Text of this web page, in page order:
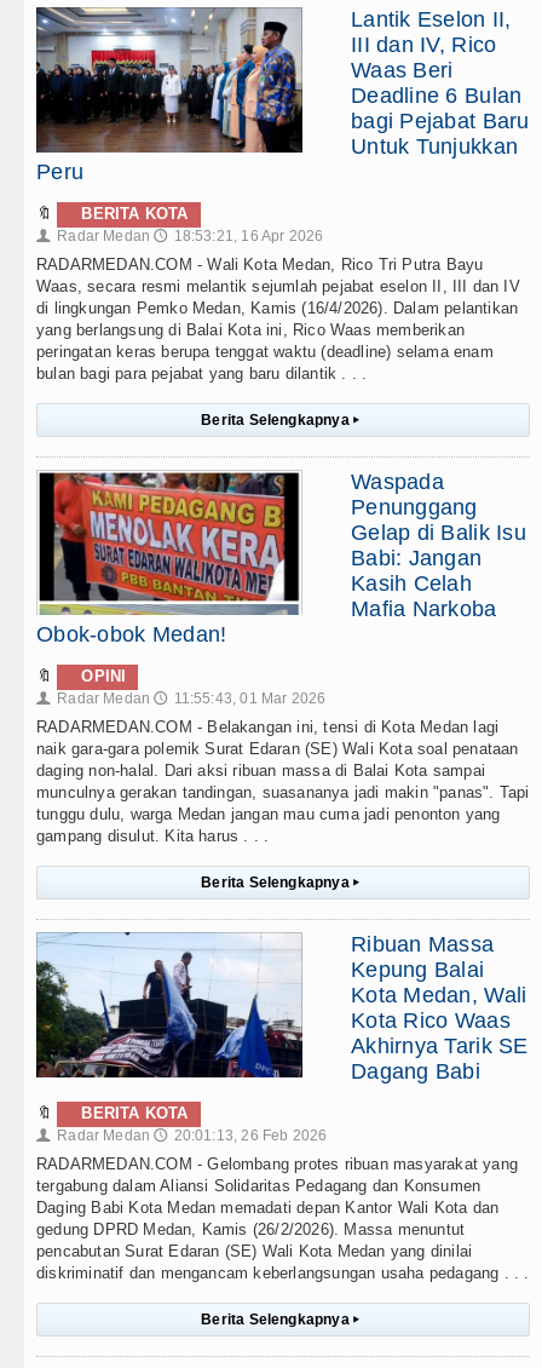
Lantik Eselon II,
III dan IV, Rico
Waas Beri
Deadline 6 Bulan
bagi Pejabat Baru
Untuk Tunjukkan
Peru
🔖 BERITA KOTA
👤 Radar Medan 🕔 18:53:21, 16 Apr 2026
RADARMEDAN.COM - Wali Kota Medan, Rico Tri Putra Bayu
Waas, secara resmi melantik sejumlah pejabat eselon II, III dan IV
di lingkungan Pemko Medan, Kamis (16/4/2026). Dalam pelantikan
yang berlangsung di Balai Kota ini, Rico Waas memberikan
peringatan keras berupa tenggat waktu (deadline) selama enam
bulan bagi para pejabat yang baru dilantik . . .
Berita Selengkapnya ▸
Waspada
Penunggang
Gelap di Balik Isu
Babi: Jangan
Kasih Celah
Mafia Narkoba
Obok-obok Medan!
🔖 OPINI
👤 Radar Medan 🕔 11:55:43, 01 Mar 2026
RADARMEDAN.COM - Belakangan ini, tensi di Kota Medan lagi
naik gara-gara polemik Surat Edaran (SE) Wali Kota soal penataan
daging non-halal. Dari aksi ribuan massa di Balai Kota sampai
munculnya gerakan tandingan, suasananya jadi makin "panas". Tapi
tunggu dulu, warga Medan jangan mau cuma jadi penonton yang
gampang disulut. Kita harus . . .
Berita Selengkapnya ▸
Ribuan Massa
Kepung Balai
Kota Medan, Wali
Kota Rico Waas
Akhirnya Tarik SE
Dagang Babi
🔖 BERITA KOTA
👤 Radar Medan 🕔 20:01:13, 26 Feb 2026
RADARMEDAN.COM - Gelombang protes ribuan masyarakat yang
tergabung dalam Aliansi Solidaritas Pedagang dan Konsumen
Daging Babi Kota Medan memadati depan Kantor Wali Kota dan
gedung DPRD Medan, Kamis (26/2/2026). Massa menuntut
pencabutan Surat Edaran (SE) Wali Kota Medan yang dinilai
diskriminatif dan mengancam keberlangsungan usaha pedagang . . .
Berita Selengkapnya ▸